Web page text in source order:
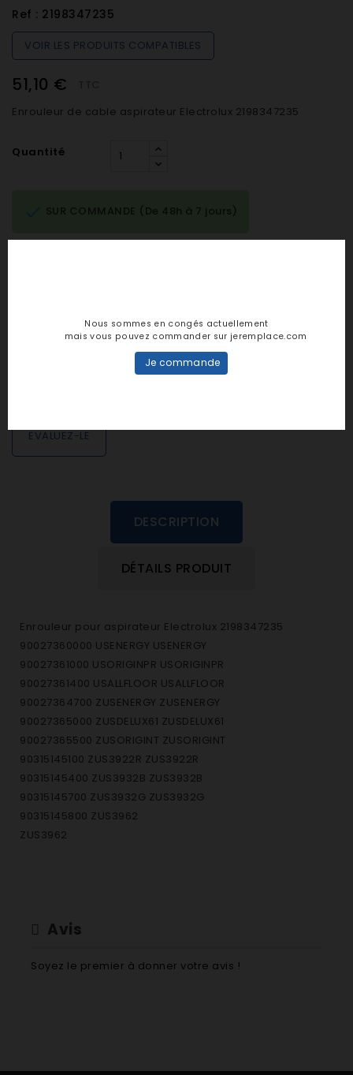
Ref : 2198347235
VOIR LES PRODUITS COMPATIBLES
51,10 €
Enrouleur de cable aspirateur Electrolux 2198347235
Quantité
SUR COMMANDE (De 48h à 7 jours)
Notes et avis clients
personne n'a encore posté d'avis
EVALUEZ-LE
DESCRIPTION
DÉTAILS PRODUIT
Enrouleur pour aspirateur Electrolux 2198347235
90027360000 USENERGY USENERGY
90027361000 USORIGINPR USORIGINPR
90027361400 USALLFLOOR USALLFLOOR
90027364700 ZUSENERGY ZUSENERGY
90027365000 ZUSDELUX61 ZUSDELUX61
90027365500 ZUSORIGINT ZUSORIGINT
90315145100 ZUS3922R ZUS3922R
90315145400 ZUS3932B ZUS3932B
90315145700 ZUS3932G ZUS3932G
90315145800 ZUS3962
ZUS3962
Avis
Soyez le premier à donner votre avis !
Nous sommes en congés actuellement
mais vous pouvez commander sur jeremplace.com
Je commande